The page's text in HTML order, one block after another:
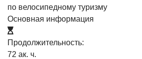
по велосипедному туризму
Основная информация
Продолжительность:
72 ак. ч.